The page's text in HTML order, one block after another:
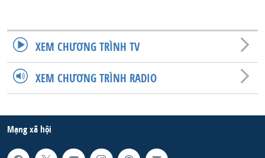
XEM CHƯƠNG TRÌNH TV
XEM CHƯƠNG TRÌNH RADIO
Mạng xã hội